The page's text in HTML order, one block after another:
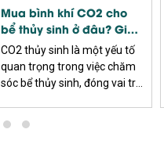
Mua bình khí CO2 cho
bể thủy sinh ở đâu? Giá
bao nhiêu?
CO2 thủy sinh là một yếu tố
quan trọng trong việc chăm
sóc bể thủy sinh, đóng vai trò
dụng CO2 thủy sinh đảm bảo